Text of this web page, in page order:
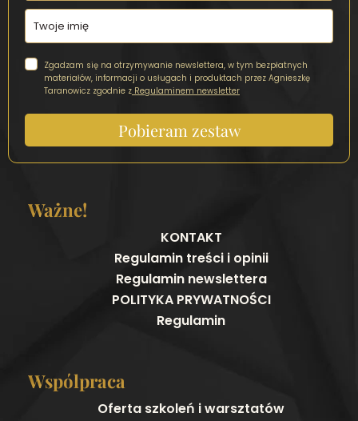
Zgadzam się na otrzymywanie newslettera, w tym bezpłatnych
materiałów, informacji o usługach i produktach przez Agnieszkę
Taranowicz zgodnie z Regulaminem newsletter
Pobieram zestaw
Ważne!
KONTAKT
Regulamin treści i opinii
Regulamin newslettera
POLITYKA PRYWATNOŚCI
Regulamin
Wspólpraca
Oferta szkoleń i warsztatów